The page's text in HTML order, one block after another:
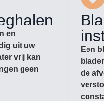
en
uit uw
vrij kan
geen
Een
de